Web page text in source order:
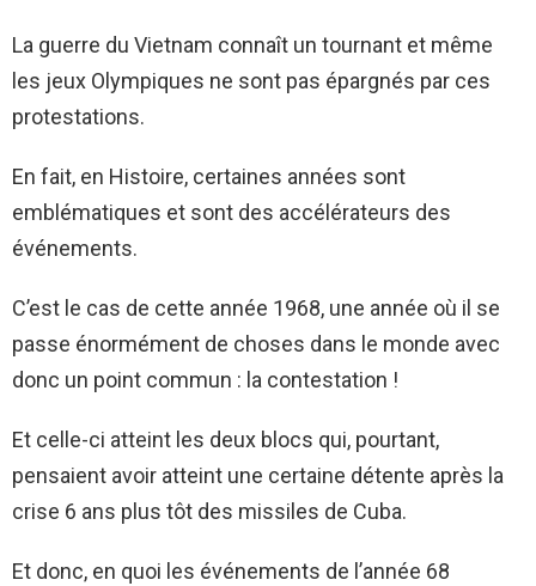
La guerre du Vietnam connaît un tournant et même
les jeux Olympiques ne sont pas épargnés par ces
protestations.
En fait, en Histoire, certaines années sont
emblématiques et sont des accélérateurs des
événements.
C’est le cas de cette année 1968, une année où il se
passe énormément de choses dans le monde avec
donc un point commun : la contestation !
Et celle-ci atteint les deux blocs qui, pourtant,
pensaient avoir atteint une certaine détente après la
crise 6 ans plus tôt des missiles de Cuba.
Et donc, en quoi les événements de l’année 68